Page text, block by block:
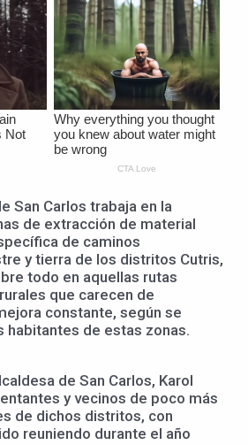
San Carlos trabaja en la
de extracción de material
de caminos
y tierra de los distritos Cutris,
todo en aquellas rutas
que carecen de
constante, según se
habitantes de estas zonas.
de San Carlos, Karol
y vecinos de poco más
de dichos distritos, con
reuniendo durante el año